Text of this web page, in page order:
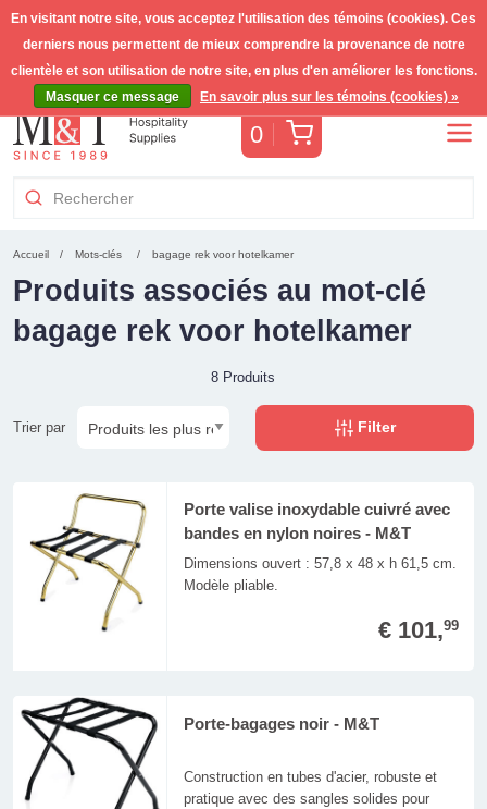
0 Panier
Accueil Mots-clés bagage rek voor hotelkamer
Produits associés au mot-clé
bagage rek voor hotelkamer
8 Produits
Trier par Filter
Porte valise inoxydable cuivré avec
bandes en nylon noires - M&T
Dimensions ouvert : 57,8 x 48 x h 61,5 cm.
Modèle pliable.
€ 101,99
Porte-bagages noir - M&T
Construction en tubes d'acier, robuste et
pratique avec des sangles solides pour
En visitant notre site, vous acceptez l'utilisation des témoins (cookies). Ces
derniers nous permettent de mieux comprendre la provenance de notre
clientèle et son utilisation de notre site, en plus d'en améliorer les fonctions.
Masquer ce message
En savoir plus sur les témoins (cookies) »